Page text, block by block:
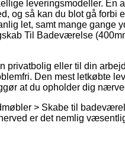
leveringsmodeller. En
og så kan du blot gå forbi
let, samt mange gange
Til Badeværelse
privatbolig eller til din
Den mest letkøbte
at du opholder dig
> Skabe til
er det nemlig